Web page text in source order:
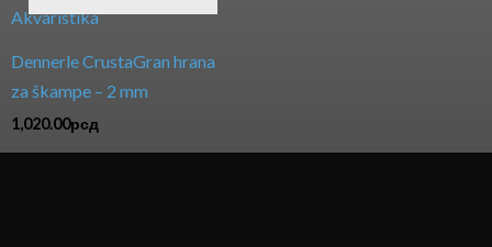
Dennerle CrustaGran hrana
za škampe – 2 mm
1,020.00рсд